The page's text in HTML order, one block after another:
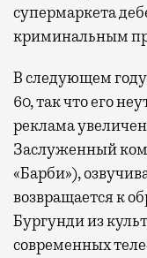
супермаркета
криминальным
В следующем
60, так что его
реклама
Заслуженный
«Барби»),
возвращается к
Бургунди из
современных